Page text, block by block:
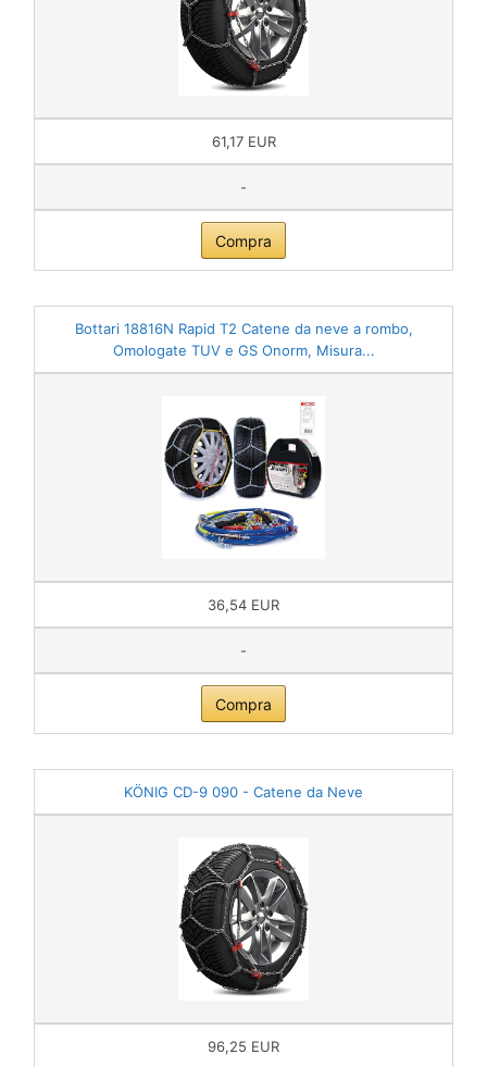
61,17 EUR
-
Compra
Bottari 18816N Rapid T2 Catene da neve a rombo,
Omologate TUV e GS Onorm, Misura...
36,54 EUR
-
Compra
KÖNIG CD-9 090 - Catene da Neve
96,25 EUR